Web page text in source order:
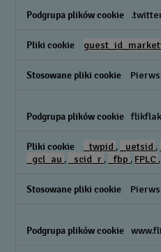
_twpid , _uetsid ,
_gcl_au , _scid_r , _fbp , FPLC ,